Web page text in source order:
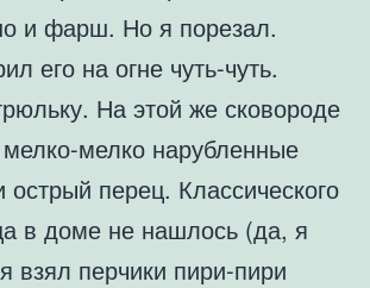
и фарш. Но я порезал.
его на огне чуть-чуть.
На этой же сковороде
мелко нарубленные
острый перец. Классического
в доме не нашлось (да, я
взял перчики пири-пири